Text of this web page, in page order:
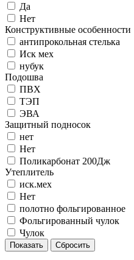
Да
Нет
Конструктивные особенности
антипрокольная стелька
Иск мех
нубук
Подошва
ПВХ
ТЭП
ЭВА
Защитный подносок
нет
Нет
Поликарбонат 200Дж
Утеплитель
иск.мех
Нет
полотно фольгированное
Фольгированный чулок
Чулок